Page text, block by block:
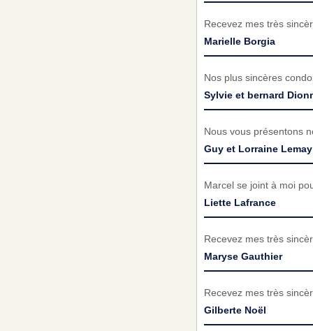
Recevez mes très
Marielle Borgia
Nos plus sincères
Sylvie et bernard
Nous vous présentons
Guy et Lorraine Lemay
Marcel se joint à moi
Liette Lafrance
Recevez mes très
Maryse Gauthier
Recevez mes très
Gilberte Noël